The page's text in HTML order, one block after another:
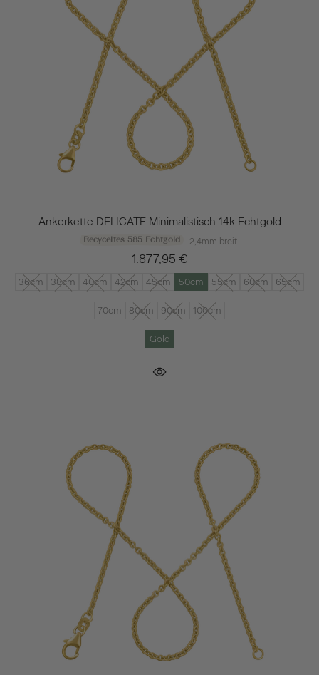
Ankerkette DELICATE Minimalistisch 14k Echtgold
Recyceltes 585 Echtgold 2,4mm breit
1.877,95 €
36cm 38cm 40cm 42cm 45cm 50cm 55cm 60cm 65cm
70cm 80cm 90cm 100cm
Gold